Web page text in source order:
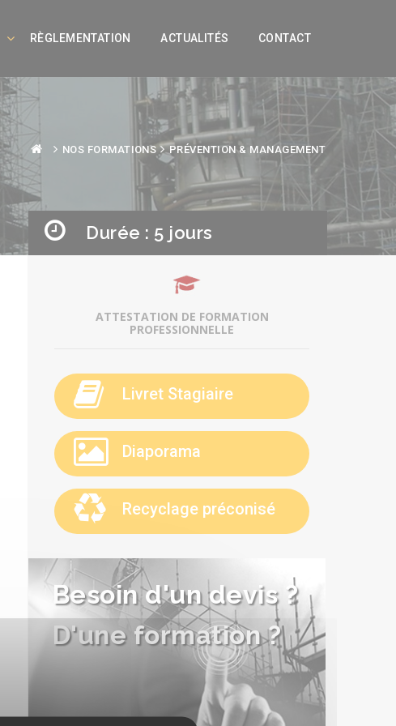
RÈGLEMENTATION ACTUALITÉS CONTACT
NOS FORMATIONS PRÉVENTION & MANAGEMENT
Durée : 5 jours
ATTESTATION DE FORMATION
PROFESSIONNELLE
Livret Stagiaire
Diaporama
Recyclage préconisé
Besoin d'un devis ?
D'une formation ?